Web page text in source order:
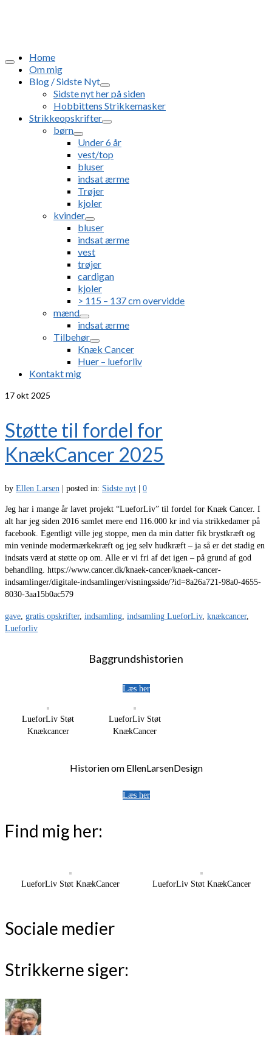
Home
Om mig
Blog / Sidste Nyt
Sidste nyt her på siden
Hobbittens Strikkemasker
Strikkeopskrifter
børn
Under 6 år
vest/top
bluser
indsat ærme
Trøjer
kjoler
kvinder
bluser
indsat ærme
vest
trøjer
cardigan
kjoler
> 115 – 137 cm overvidde
mænd
indsat ærme
Tilbehør
Knæk Cancer
Huer – lueforliv
Kontakt mig
17okt 2025
Støtte til fordel for
KnækCancer 2025
by Ellen Larsen posted in: Sidste nyt 0
Jeg har i mange år lavet projekt “LueforLiv” til fordel for Knæk Cancer. I
alt har jeg siden 2016 samlet mere end 116.000 kr ind via strikkedamer på
facebook. Egentligt ville jeg stoppe, men da min datter fik brystkræft og
min veninde modermærkekræft og jeg selv hudkræft – ja så er det stadig en
indsats værd at støtte op om. Alle er vi fri af det igen – på grund af god
behandling. https://www.cancer.dk/knaek-cancer/knaek-cancer-
indsamlinger/digitale-indsamlinger/visningsside/?id=8a26a721-98a0-4655-
8030-3aa15b0ac579
gave, gratis opskrifter, indsamling, indsamling LueforLiv, knækcancer,
Lueforliv
Baggrundshistorien
Læs her
LueforLiv Støt
Knækcancer
LueforLiv Støt
KnækCancer
Historien om EllenLarsenDesign
Læs her
Find mig her:
LueforLiv Støt KnækCancer LueforLiv Støt KnækCancer
Sociale medier
Strikkerne siger: